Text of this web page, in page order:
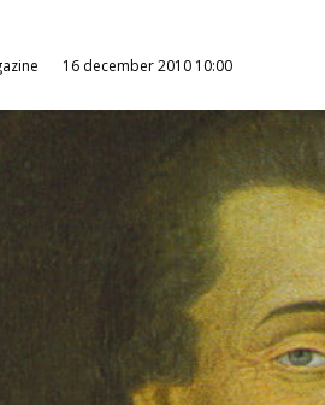
16 december 2010 10:00